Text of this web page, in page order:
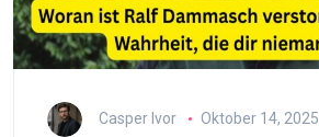
Casper Ivor Oktober 14, 2025